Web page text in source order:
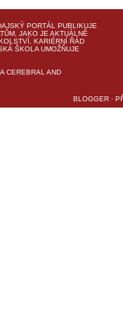
PORTÁL PUBLIKUJE
JAKO JE AKTUÁLNĚ
KARIÉRNÍ ŘÁD
ŠKOLAUMOŽŇUJE
CEREBRALAND
BLOGGER ·